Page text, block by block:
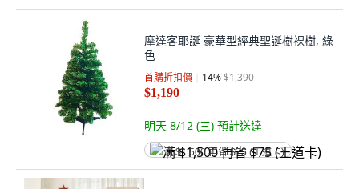
摩達客耶誕 豪華型經典聖誕樹裸樹, 綠
色
首購折扣價 14%$1,390
$1,190
明天 8/12 (三) 預計送達
满 $1,500 再省 $75 (王道卡)